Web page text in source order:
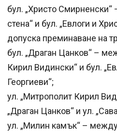
бул. „Христо Смирненски“
стена“ и бул. „Евлоги и
допуска преминаване на
бул. „Драган Цанков“ –
Кирил Видински“ и бул.
Георгиеви“;
ул. „Митрополит Кирил
„Драган Цанков“ и ул.
ул. „Милин камък“ –